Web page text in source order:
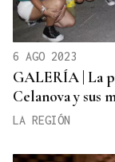
6 AGO 2023
GALERÍA | La
Celanova y sus
LA REGIÓN